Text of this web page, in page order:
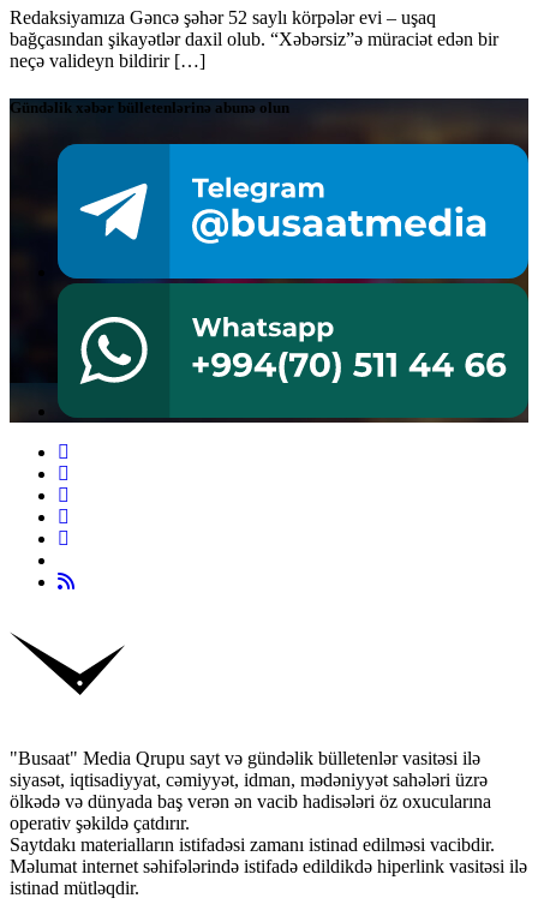
Redaksiyamıza Gəncə şəhər 52 saylı körpələr evi – uşaq
bağçasından şikayətlər daxil olub. “Xəbərsiz”ə müraciət edən bir
neçə valideyn bildirir […]
Gündəlik xəbər bülletenlərinə abunə olun
"Busaat" Media Qrupu sayt və gündəlik bülletenlər vasitəsi ilə
siyasət, iqtisadiyyat, cəmiyyət, idman, mədəniyyət sahələri üzrə
ölkədə və dünyada baş verən ən vacib hadisələri öz oxucularına
operativ şəkildə çatdırır.
Saytdakı materialların istifadəsi zamanı istinad edilməsi vacibdir.
Məlumat internet səhifələrində istifadə edildikdə hiperlink vasitəsi ilə
istinad mütləqdir.